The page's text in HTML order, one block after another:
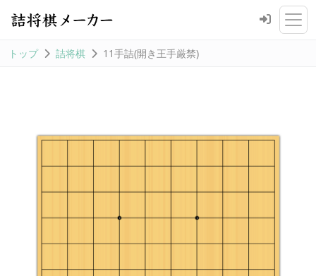
トップ 詰将棋 11手詰(開き王手厳禁)